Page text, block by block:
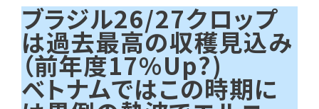
ブラジル26/27クロップ
は過去最高の収穫見込み
（前年度17%Up?)
ベトナムではこの時期に